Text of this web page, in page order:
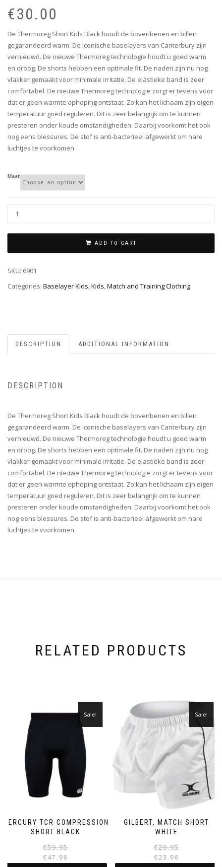
€30.00
De Thermoreg Short Kids Black houdt de bovenbenen en billen
gegarandeerd warm. De iconische baselayers van Canterbury zijn
vernieuwd. De nieuwe Thermoreg technologie houdt u goed warm
en droog. De shorts hebben een optimale fit. De naden zijn nu nog
vlakker gemaakt voor minimale irritatie. De elastieke band is zeer
comfortabel. De nieuwe Thermoreg technologie zorgt er tevens voor
dat er geen warmte ophoping ontstaat. Zo kan het lichaam zijn eigen
temperatuur goed reguleren. Dit is zeer belangrijk om te kunnen
presteren onder koude omstandigheden. Daarbij voorkomt het ook
nog eens blessures. De stof is anti-bacterieel afgewerkt om nare
luchtjes te voorkomen.
Maat
ADD TO CART
SKU: 6901
Categories: Baselayer Kids,Kids,Match and Training Clothing
DESCRIPTION ADDITIONAL INFORMATION
DESCRIPTION
De Thermoreg Short Kids Black houdt de bovenbenen en billen
gegarandeerd warm. De iconische baselayers van Canterbury zijn
vernieuwd. De nieuwe Thermoreg technologie houdt u goed warm
en droog. De shorts hebben een optimale fit. De naden zijn nu nog
vlakker gemaakt voor minimale irritatie. De elastieke band is zeer
comfortabel. De nieuwe Thermoreg technologie zorgt er tevens voor
dat er geen warmte ophoping ontstaat. Zo kan het lichaam zijn eigen
temperatuur goed reguleren. Dit is zeer belangrijk om te kunnen
presteren onder koude omstandigheden. Daarbij voorkomt het ook
nog eens blessures. De stof is anti-bacterieel afgewerkt om nare
luchtjes te voorkomen.
RELATED PRODUCTS
MERCURY TCR COMPRESSION
SHORT BLACK
Sale!
€59.95
€47.96
GILBERT, MATCH SHORT
WHITE
Sale!
€29.95
€23.96